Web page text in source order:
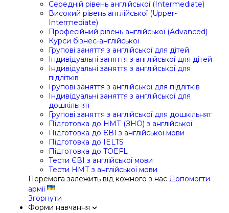
Середній рівень англійської (Intermediate)
Високий рівень англійської (Upper-
Intermediate)
Професійний рівень англійської (Advanced)
Курси бізнес-англійської
Групові заняття з англійської для дітей
Індивідуальні заняття з англійської для дітей
Індивідуальні заняття з англійської для
підлітків
Групові заняття з англійської для підлітків
Індивідуальні заняття з англійської для
дошкільнят
Групові заняття з англійської для дошкільнят
Підготовка до НМТ (ЗНО) з англійської
Підготовка до ЄВІ з англійської мови
Підготовка до IELTS
Підготовка до TOEFL
Тести ЄВІ з англійської мови
Тести НМТ з англійської мови
Перемога залежить від кожного з нас Допомогти
армії
Згорнути
Форми навчання